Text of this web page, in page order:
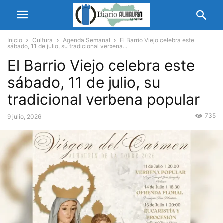
Inicio Cultura Agenda Semanal
El Barrio Viejo celebra este
sábado, 11 de julio, su tradicional verbena...
El Barrio Viejo celebra este
sábado, 11 de julio, su
tradicional verbena popular
9 julio, 2026 735